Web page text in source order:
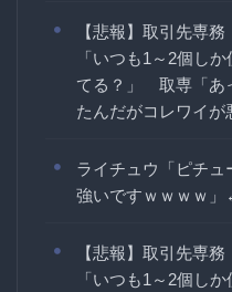
【悲報】取引先専
「いつも1～2個し
てる？」 取専「あ
たんだがコレワイが
ライチュウ「ピチュ
強いですｗｗｗｗ
【悲報】取引先専
「いつも1～2個し